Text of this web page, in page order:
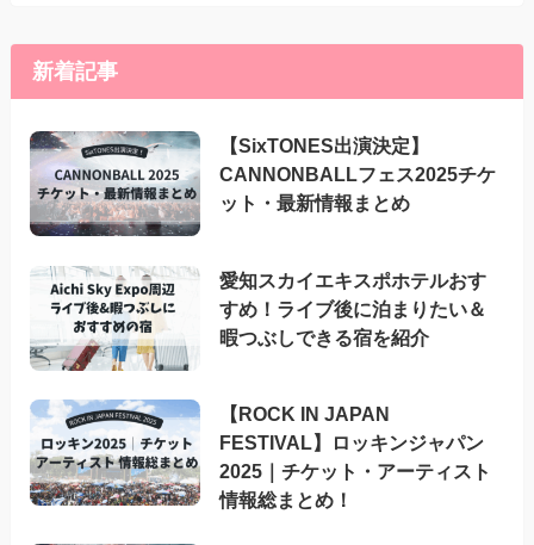
新着記事
【SixTONES出演決定】
CANNONBALLフェス2025チケ
ット・最新情報まとめ
愛知スカイエキスポホテルおす
すめ！ライブ後に泊まりたい＆
暇つぶしできる宿を紹介
【ROCK IN JAPAN
FESTIVAL】ロッキンジャパン
2025｜チケット・アーティスト
情報総まとめ！